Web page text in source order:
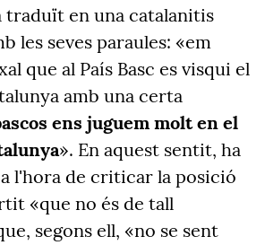
traduït en una catalanitis
les seves paraules: «em
que al País Basc es visqui el
amb una certa
ens juguem molt en el
». En aquest sentit, ha
l'hora de criticar la posició
«que no és de tall
segons ell, «no se sent